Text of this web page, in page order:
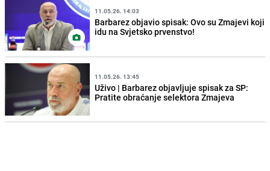
11.05.26. 14:03
Barbarez objavio spisak: Ovo su Zmajevi koji
idu na Svjetsko prvenstvo!
11.05.26. 13:45
Uživo | Barbarez objavljuje spisak za SP:
Pratite obraćanje selektora Zmajeva